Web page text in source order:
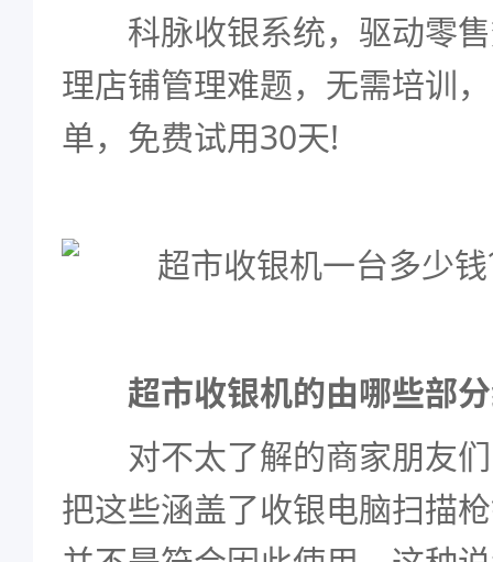
科脉收银系统，驱动零售
理店铺管理难题，无需培训
单，免费试用30天!
超市收银机的由哪些部
对不太了解的商家朋友们
把这些涵盖了收银电脑扫描